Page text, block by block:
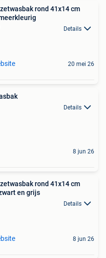
rond 41x14 cm
Details
20 mei 26
Details
8 jun 26
rond 41x14 cm
en grijs
Details
8 jun 26